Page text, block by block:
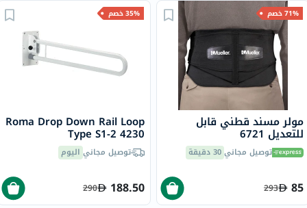
71% خصم
مولر مسند قطني قابل
للتعديل 6721
توصيل مجاني30 دقيقة
85
293
35% خصم
Roma Drop Down Rail Loop
Type S1-2 4230
توصيل مجاني اليوم
188.50
290